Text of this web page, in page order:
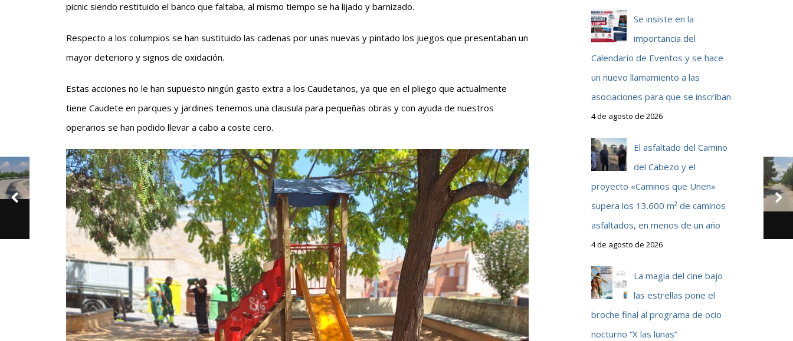
picnic siendo restituido el banco que faltaba, al mismo tiempo se ha lijado y barnizado.
Respecto a los columpios se han sustituido las cadenas por unas nuevas y pintado los juegos que presentaban un
mayor deterioro y signos de oxidación.
Estas acciones no le han supuesto ningún gasto extra a los Caudetanos, ya que en el pliego que actualmente
tiene Caudete en parques y jardines tenemos una clausula para pequeñas obras y con ayuda de nuestros
operarios se han podido llevar a cabo a coste cero.
Se insiste en la
importancia del
Calendario de Eventos y se hace
un nuevo llamamiento a las
asociaciones para que se inscriban
4 de agosto de 2026
El asfaltado del Camino
del Cabezo y el
proyecto «Caminos que Unen»
supera los 13.600 m² de caminos
asfaltados, en menos de un año
4 de agosto de 2026
La magia del cine bajo
las estrellas pone el
broche final al programa de ocio
nocturno “X las lunas”